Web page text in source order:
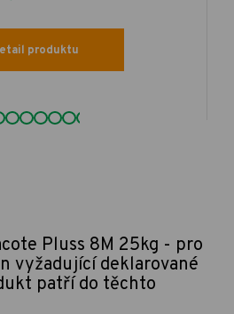
produktu
Pluss 8M 25kg - pro
vyžadující deklarované
patří do těchto